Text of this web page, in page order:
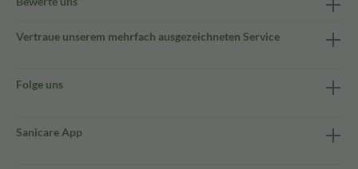
Vertraue unserem mehrfach ausgezeichneten Service
Folge uns
Sanicare App